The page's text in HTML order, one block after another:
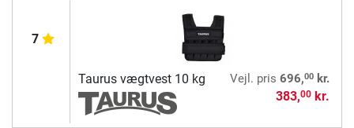
7
Taurus vægtvest 10 kg Vejl. pris 696,00kr.
383,00kr.